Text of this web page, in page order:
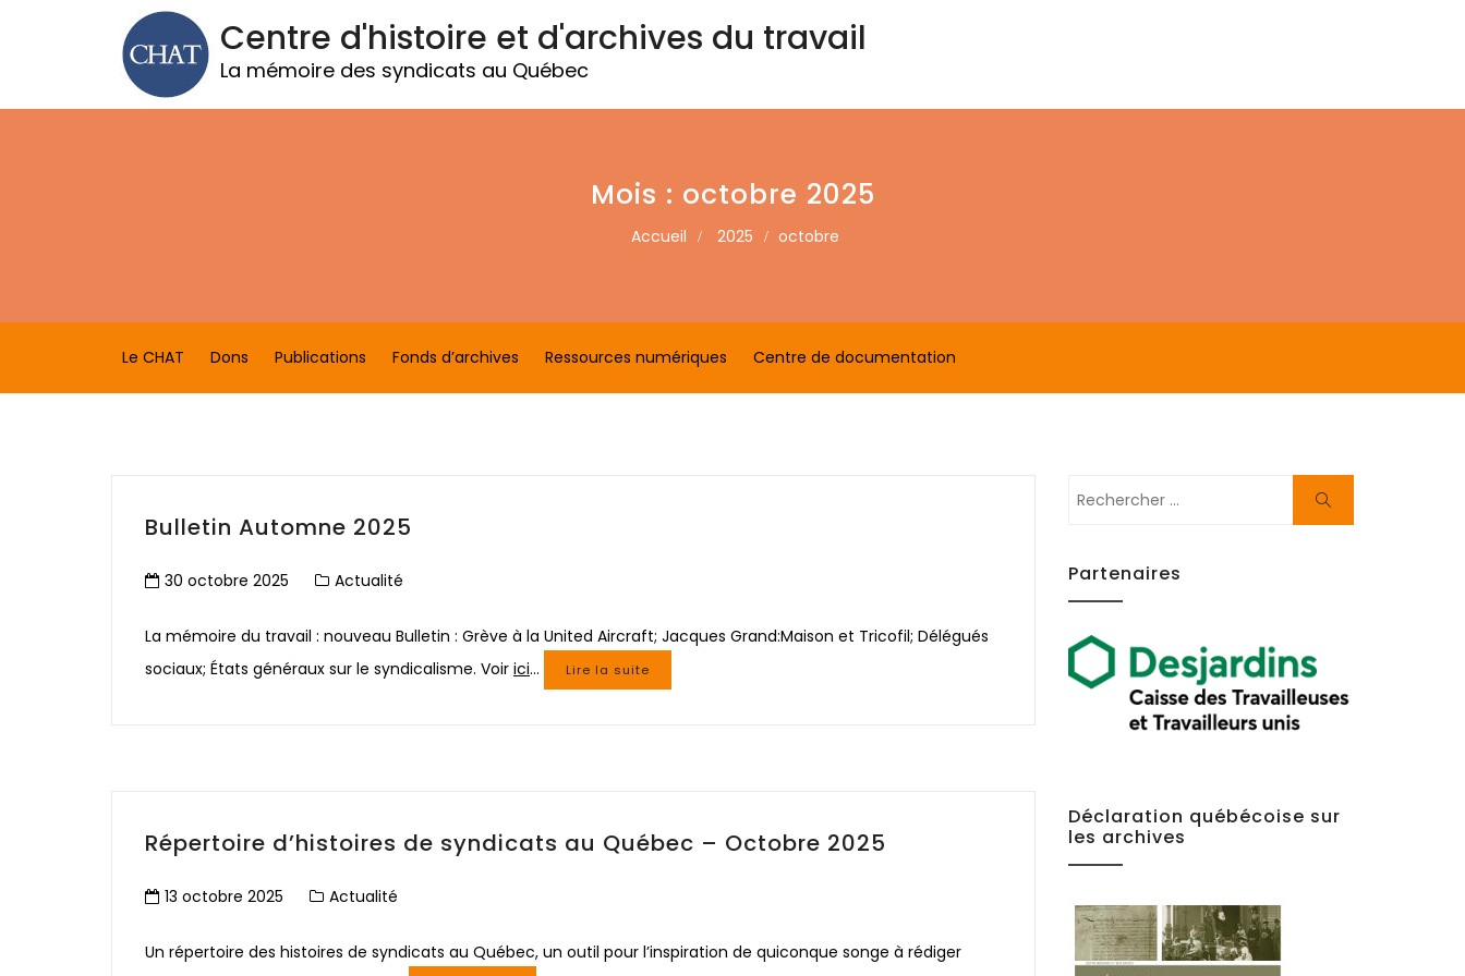
Centre d'histoire et d'archives du travail
La mémoire des syndicats au Québec
Mois : octobre 2025
Accueil 2025 octobre
Le CHAT Dons Publications Fonds d’archives Ressources numériques Centre de documentation
Bulletin Automne 2025
30 octobre 2025 Actualité
La mémoire du travail : nouveau Bulletin : Grève à la United Aircraft; Jacques Grand:Maison et Tricofil; Délégués
sociaux; États généraux sur le syndicalisme. Voir ici… Lire la suite
Répertoire d’histoires de syndicats au Québec – Octobre 2025
13 octobre 2025 Actualité
Un répertoire des histoires de syndicats au Québec, un outil pour l’inspiration de quiconque songe à rédiger
Rechercher: Chercher
Partenaires
Déclaration québécoise sur
les archives